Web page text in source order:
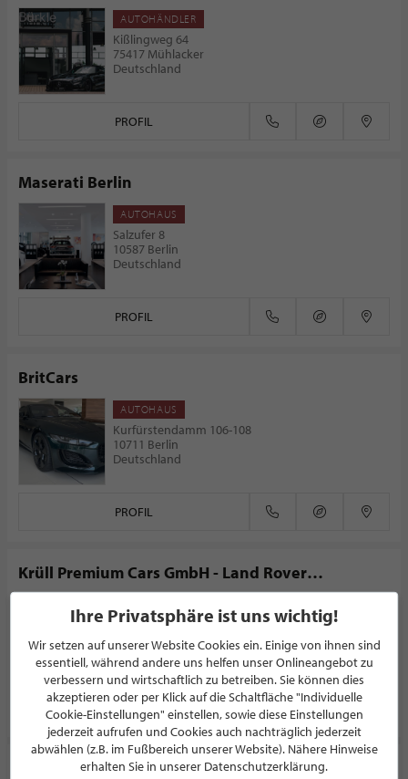
AUTOHÄNDLER
Kißlingweg 64
75417 Mühlacker
Deutschland
PROFIL
Maserati Berlin
AUTOHAUS
Salzufer 8
10587 Berlin
Deutschland
PROFIL
BritCars
AUTOHAUS
Kurfürstendamm 106-108
10711 Berlin
Deutschland
PROFIL
Krüll Premium Cars GmbH - Land Rover
Vertragspartner
Rondenbarg 2
22525 Hamburg
Deutschland
PROFIL
Penske sports car Hamburg
Ihre Privatsphäre ist uns wichtig!
Wir setzen auf unserer Website Cookies ein. Einige von ihnen sind
essentiell, während andere uns helfen unser Onlineangebot zu
verbessern und wirtschaftlich zu betreiben. Sie können dies
akzeptieren oder per Klick auf die Schaltfläche "Individuelle
Cookie-Einstellungen" einstellen, sowie diese Einstellungen
jederzeit aufrufen und Cookies auch nachträglich jederzeit
abwählen (z.B. im Fußbereich unserer Website). Nähere Hinweise
erhalten Sie in unserer Datenschutzerklärung.